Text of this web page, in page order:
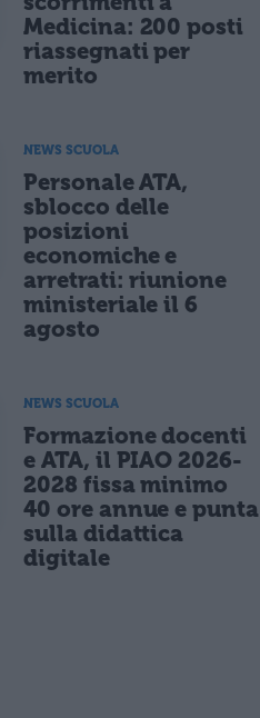
Medicina: 200 posti
riassegnati per
merito
NEWS SCUOLA
Personale ATA,
sblocco delle
posizioni
economiche e
arretrati: riunione
ministeriale il 6
agosto
NEWS SCUOLA
Formazione docenti
e ATA, il PIAO 2026-
2028 fissa minimo
40 ore annue e punta
sulla didattica
digitale